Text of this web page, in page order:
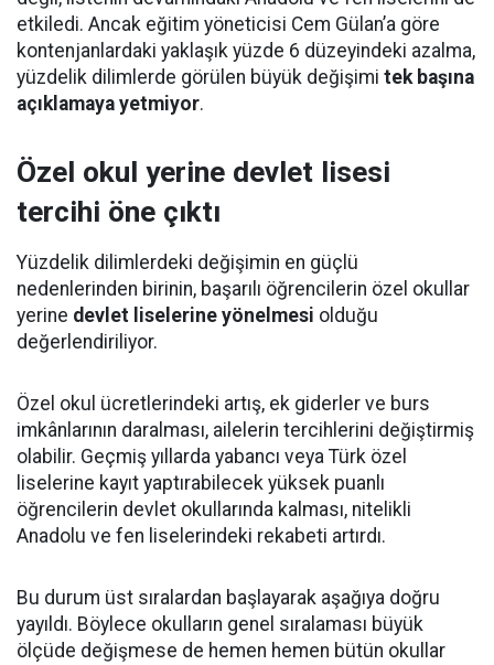
etkiledi. Ancak eğitim yöneticisi Cem Gülan’a göre
kontenjanlardaki yaklaşık yüzde 6 düzeyindeki azalma,
yüzdelik dilimlerde görülen büyük değişimi tek başına
açıklamaya yetmiyor.
Özel okul yerine devlet lisesi
tercihi öne çıktı
Yüzdelik dilimlerdeki değişimin en güçlü
nedenlerinden birinin, başarılı öğrencilerin özel okullar
yerine devlet liselerine yönelmesi olduğu
değerlendiriliyor.
Özel okul ücretlerindeki artış, ek giderler ve burs
imkânlarının daralması, ailelerin tercihlerini değiştirmiş
olabilir. Geçmiş yıllarda yabancı veya Türk özel
liselerine kayıt yaptırabilecek yüksek puanlı
öğrencilerin devlet okullarında kalması, nitelikli
Anadolu ve fen liselerindeki rekabeti artırdı.
Bu durum üst sıralardan başlayarak aşağıya doğru
yayıldı. Böylece okulların genel sıralaması büyük
ölçüde değişmese de hemen hemen bütün okullar